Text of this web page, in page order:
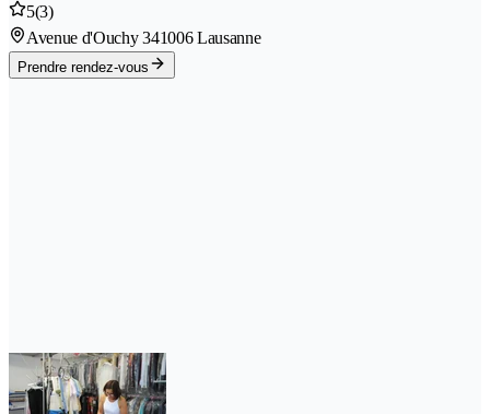
5(3)
Avenue d'Ouchy 341006 Lausanne
Prendre rendez-vous